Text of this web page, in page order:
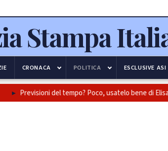
CRONACA POLITICA ESCLUSIVE ASI
del tempo? Poco, usatelo bene di Elisa Fossati